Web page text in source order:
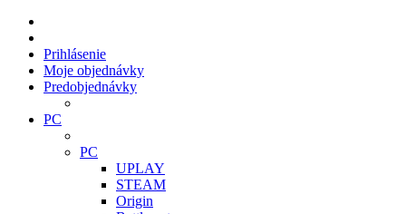
Prihlásenie
Moje objednávky
Predobjednávky
PC
PC
UPLAY
STEAM
Origin